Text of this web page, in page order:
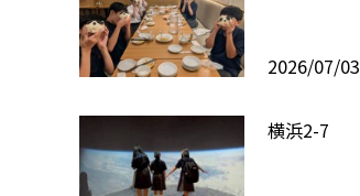
2026/07/03
横浜2-7